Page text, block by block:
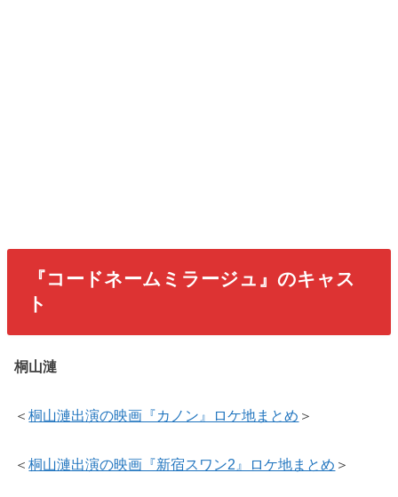
『コードネームミラージュ』のキャス
ト
桐山漣
＜桐山漣出演の映画『カノン』ロケ地まとめ ＞
＜桐山漣出演の映画『新宿スワン2』ロケ地まとめ ＞